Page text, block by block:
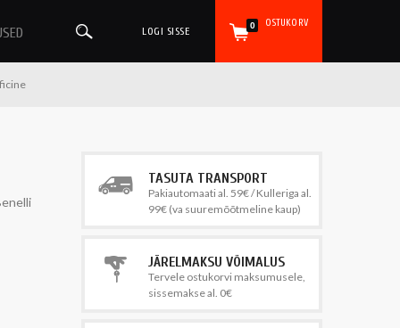
OSTUKORV
0
LOGI SISSE
TASUTA TRANSPORT
Pakiautomaati al. 59€ / Kulleriga al.
99€ (va suuremõõtmeline kaup)
JÄRELMAKSU VÕIMALUS
Tervele ostukorvi maksumusele,
sissemakse al. 0€